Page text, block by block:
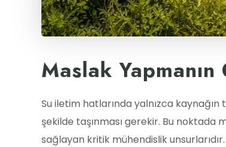
Maslak
Su iletim hatlarında yalnızca
şekilde taşınması gerekir. Bu noktada
sağlayan kritik mühendislik unsurlarıdır.